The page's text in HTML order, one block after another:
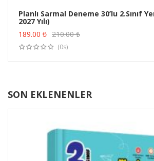
Planlı Sarmal Deneme 30’lu 2.Sınıf
2027 Yılı)
189.00 ₺ 210.00₺
(0s)
SON EKLENENLER